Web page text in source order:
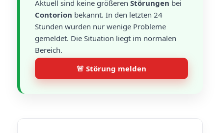
Aktuell sind keine größeren Störungen bei
Contorion bekannt. In den letzten 24
Stunden wurden nur wenige Probleme
gemeldet. Die Situation liegt im normalen
Bereich.
🚨 Störung melden